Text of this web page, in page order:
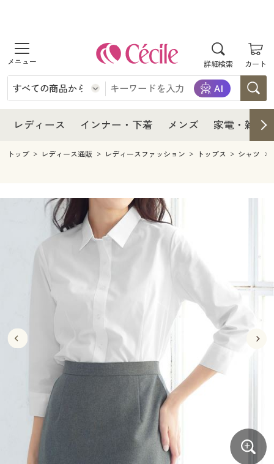
詳細検索 カート
商品を探す
レディース
レディースファッション
インナー・下着
インナー・下着通販すべて
メンズ下着
メンズ
メンズファッション
家電・雑貨すべて
キッチン・雑貨・日用品
寝具・インテリア・家具
寝具・インテリア・家具通販すべて
家具・収納
カーテン・ラグ・ファブリック
美容・健康
美容・健康通販すべて
制服・スクール
制服・学生服
ジュニア・ティーンズ下着
大きいサイズ通販すべて
大きいサイズ レディース服
大きいサイズ レディース下着
大きいサイズ メンズ
バーゲンセール
シークレットセール
詳細検索
商品カテゴリ一覧
カタログ
レディース インナー・下着 メンズ 家電・雑貨
レディース
レディース通販すべて
レディースファッション
インナー・下着
インナー・下着通販すべて
ジュニア・ティーンズ下着
メンズ
メンズ下着
キッチン・雑貨・日用品
寝具・インテリア・家具通販すべて
家具・収納
寝具・ベッド
美容・健康
美容・健康通販すべて
美容・健康・サプリメント
制服・スクール
制服・スクールすべて
ジュニア・ティーンズ下着
大きいサイズ
大きいサイズ通販すべて
大きいサイズ レディース服
大きいサイズ レディース下着
大きいサイズ メンズ
大きいサイズ 事務・制服
バーゲンセール
シークレットセール
詳細検索
商品カテゴリ一覧
カタログ
カタログ・チラシからのご注文
トップ レディース通販 レディースファッション トップス シャツ